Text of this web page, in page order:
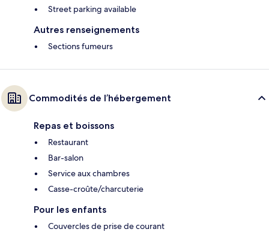
Street parking available
Autres renseignements
Sections fumeurs
Commodités de l’hébergement
Repas et boissons
Restaurant
Bar-salon
Service aux chambres
Casse-croûte/charcuterie
Pour les enfants
Couvercles de prise de courant